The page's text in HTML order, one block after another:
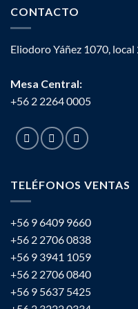
CONTACTO
Eliodoro Yáñez 1070,
Mesa Central:
+56 2 2264 0005
TELÉFONOS VENTAS
+56 9 6409 9660
+56 2 2706 0838
+56 9 3941 1059
+56 2 2706 0840
+56 9 5637 5425